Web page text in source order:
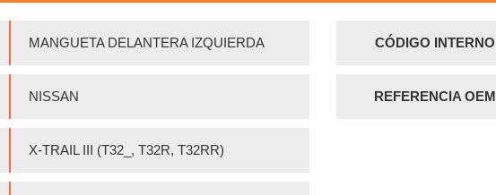
MANGUETA DELANTERA IZQUIERDA
NISSAN
X-TRAIL III (T32_, T32R, T32RR)
CÓDIGO INTERNO
REFERENCIA OEM